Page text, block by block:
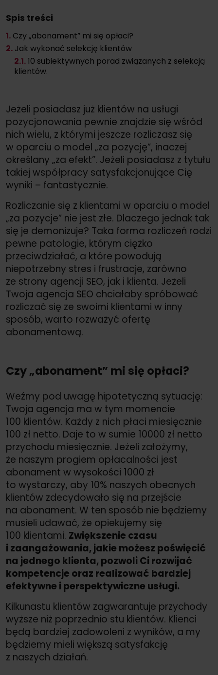
Spis treści
1. Czy „abonament” mi się opłaci?
2. Jak wykonać selekcję klientów
2.1.10 subiektywnych porad związanych z selekcją
klientów.
Jeżeli posiadasz już klientów na usługi
pozycjonowania pewnie znajdzie się wśród
nich wielu, z którymi jeszcze rozliczasz się
w oparciu o model „za pozycję”, inaczej
określany „za efekt”. Jeżeli posiadasz z tytułu
takiej współpracy satysfakcjonujące Cię
wyniki – fantastycznie.
Rozliczanie się z klientami w oparciu o model
„za pozycje” nie jest złe. Dlaczego jednak tak
się je demonizuje? Taka forma rozliczeń rodzi
pewne patologie, którym ciężko
przeciwdziałać, a które powodują
niepotrzebny stres i frustracje, zarówno
ze strony agencji SEO, jak i klienta. Jeżeli
Twoja agencja SEO chciałaby spróbować
rozliczać się ze swoimi klientami w inny
sposób, warto rozważyć ofertę
abonamentową.
Czy „abonament” mi się opłaci?
Weźmy pod uwagę hipotetyczną sytuację:
Twoja agencja ma w tym momencie
100 klientów. Każdy z nich płaci miesięcznie
100 zł netto. Daje to w sumie 10000 zł netto
przychodu miesięcznie. Jeżeli założymy,
że naszym progiem opłacalności jest
abonament w wysokości 1000 zł
to wystarczy, aby 10% naszych obecnych
klientów zdecydowało się na przejście
na abonament. W ten sposób nie będziemy
musieli udawać, że opiekujemy się
100 klientami. Zwiększenie czasu
i zaangażowania, jakie możesz poświęcić
na jednego klienta, pozwoli Ci rozwijać
kompetencje oraz realizować bardziej
efektywne i perspektywiczne usługi.
Kilkunastu klientów zagwarantuje przychody
wyższe niż poprzednio stu klientów. Klienci
będą bardziej zadowoleni z wyników, a my
będziemy mieli większą satysfakcję
z naszych działań.